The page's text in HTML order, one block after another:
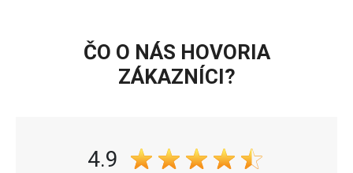
ČO O NÁS HOVORIA
ZÁKAZNÍCI?
4.9